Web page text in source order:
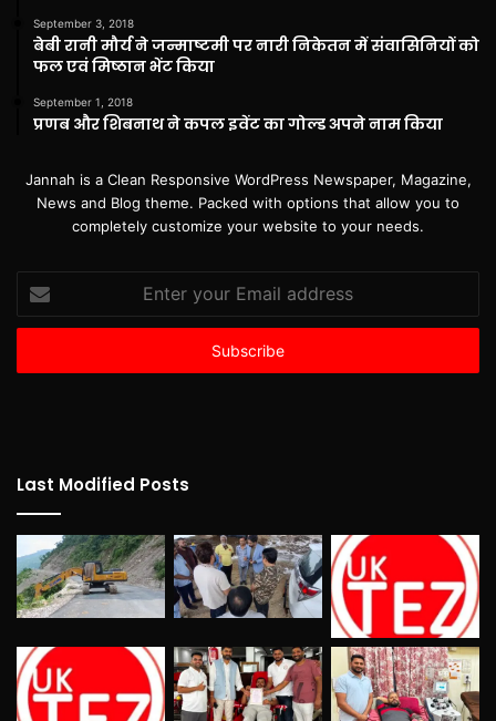
September 3, 2018
बेबी रानी मौर्य ने जन्माष्टमी पर नारी निकेतन में संवासिनियों को
फल एवं मिष्ठान भेंट किया
September 1, 2018
प्रणब और शिबनाथ ने कपल इवेंट का गोल्ड अपने नाम किया
Jannah is a Clean Responsive WordPress Newspaper, Magazine,
News and Blog theme. Packed with options that allow you to
completely customize your website to your needs.
your
Email
Last Modified Posts